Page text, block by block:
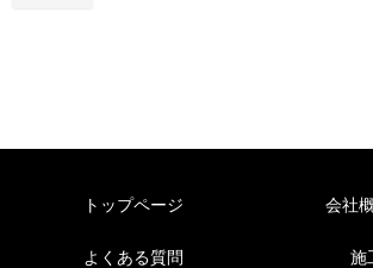
トップページ
よくある質問
会社
施